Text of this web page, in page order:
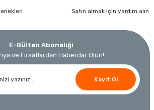
Satın almak için yardım alın
E-Bülten Aboneliği
ve Fırsatlardan Haberdar Olun!
Kayıt Ol